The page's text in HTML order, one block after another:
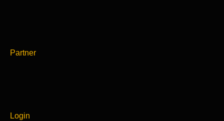
Partner
Login